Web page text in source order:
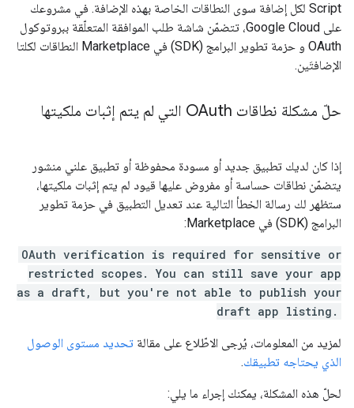
Script لكل إضافة سوى النطاقات الخاصة بهذه الإضافة. في مشروعك
على Google Cloud، تتضمّن شاشة طلب الموافقة المتعلّقة ببروتوكول
OAuth و حزمة تطوير البرامج (SDK) في Marketplace النطاقات لكلتا
الإضافتَين.
حلّ مشكلة نطاقات OAuth التي لم يتم إثبات ملكيتها
إذا كان لديك تطبيق جديد أو مسودة محفوظة أو تطبيق علني منشور
يتضمّن نطاقات حساسة أو مفروض عليها قيود لم يتم إثبات ملكيتها،
ستظهر لك رسالة الخطأ التالية عند تعديل التطبيق في حزمة تطوير
البرامج (SDK) في Marketplace:
OAuth verification is required for sensitive or
restricted scopes. You can still save your app
as a draft, but you're not able to publish your
draft app listing.
لمزيد من المعلومات، يُرجى الاطّلاع على مقالة تحديد مستوى الوصول
الذي يحتاجه تطبيقك.
لحلّ هذه المشكلة، يمكنك إجراء ما يلي: